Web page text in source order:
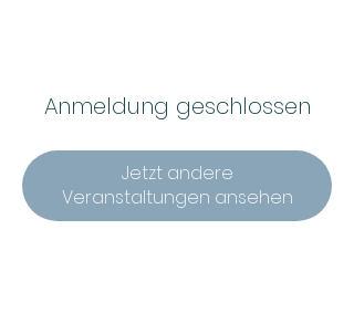
Anmeldung geschlossen
Jetzt andere
Veranstaltungen ansehen